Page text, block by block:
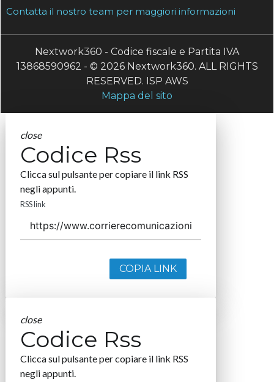
Contatta il nostro team per maggiori informazioni
Nextwork360 - Codice fiscale e Partita IVA
13868590962 - © 2026 Nextwork360. ALL RIGHTS
RESERVED. ISP AWS
Mappa del sito
close
Codice Rss
Clicca sul pulsante per copiare il link RSS
negli appunti.
RSS link
COPIA LINK
close
Codice Rss
Clicca sul pulsante per copiare il link RSS
negli appunti.